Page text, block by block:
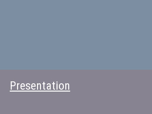
Presentation